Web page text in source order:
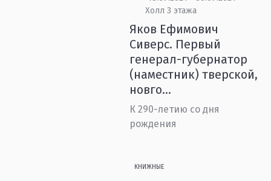
Холл 3 этажа
Яков Ефимович
Сиверс. Первый
генерал-губернатор
(наместник) тверской,
новго...
К 290-летию со дня
рождения
КНИЖНЫЕ